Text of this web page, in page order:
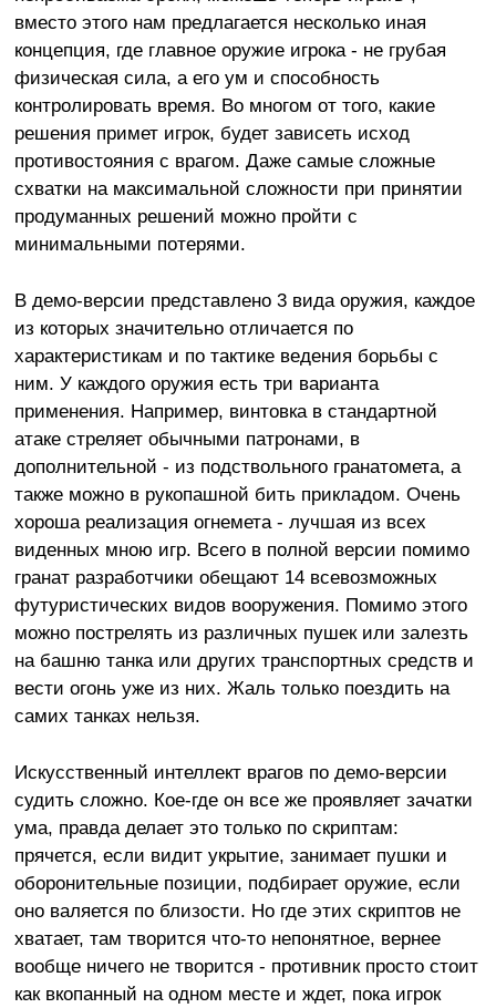
вместо этого нам предлагается несколько иная
концепция, где главное оружие игрока - не грубая
физическая сила, а его ум и способность
контролировать время. Во многом от того, какие
решения примет игрок, будет зависеть исход
противостояния с врагом. Даже самые сложные
схватки на максимальной сложности при принятии
продуманных решений можно пройти с
минимальными потерями.
В демо-версии представлено 3 вида оружия, каждое
из которых значительно отличается по
характеристикам и по тактике ведения борьбы с
ним. У каждого оружия есть три варианта
применения. Например, винтовка в стандартной
атаке стреляет обычными патронами, в
дополнительной - из подствольного гранатомета, а
также можно в рукопашной бить прикладом. Очень
хороша реализация огнемета - лучшая из всех
виденных мною игр. Всего в полной версии помимо
гранат разработчики обещают 14 всевозможных
футуристических видов вооружения. Помимо этого
можно пострелять из различных пушек или залезть
на башню танка или других транспортных средств и
вести огонь уже из них. Жаль только поездить на
самих танках нельзя.
Искусственный интеллект врагов по демо-версии
судить сложно. Кое-где он все же проявляет зачатки
ума, правда делает это только по скриптам:
прячется, если видит укрытие, занимает пушки и
оборонительные позиции, подбирает оружие, если
оно валяется по близости. Но где этих скриптов не
хватает, там творится что-то непонятное, вернее
вообще ничего не творится - противник просто стоит
как вкопанный на одном месте и ждет, пока игрок